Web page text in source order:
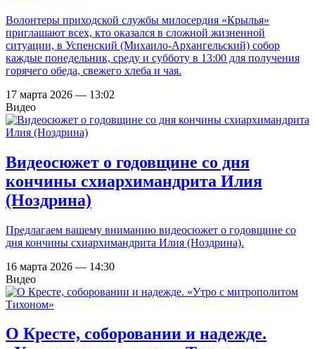
Волонтеры приходской службы милосердия «Крылья»
приглашают всех, кто оказался в сложной жизненной
ситуации, в Успенский (Михаило-Архангельский) собор
каждые понедельник, среду и субботу в 13:00 для получения
горячего обеда, свежего хлеба и чая.
17 марта 2026 — 13:02
Видео
Видеосюжет о годовщине со дня
кончины схиархимандрита Илия
(Ноздрина)
Предлагаем вашему вниманию видеосюжет о годовщине со
дня кончины схиархимандрита Илия (Ноздрина).
16 марта 2026 — 14:30
Видео
О Кресте, соборовании и надежде.